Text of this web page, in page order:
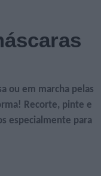
ou em marcha pelas
Recorte, pinte e
especialmente para